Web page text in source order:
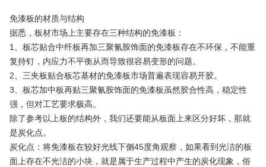
免漆板的材质与结构
据悉，板材市场上主要存在三种结构的免漆板：
1、板芯贴合中纤板再加三聚氰胺饰面的免漆板存在不环保，不能重
复持钉，内应力不平衡从而导致很容易变形的问题。
2、三夹板贴合板芯基材的免漆板市场普遍表现容易开胶。
3、板芯加中板再贴三聚氰胺饰面的免漆板虽然胶合性高，稳定性
强，但对工艺要求极高。
除了参考以上板的结构外，我们还要能从板面上来区分好坏，那就
是炭化点。
炭化点：将免漆板在较好光线下侧45度角观察，如果看到光洁的板
面上存在不光洁的小块，就是属于生产过程中产生的炭化现象，俗